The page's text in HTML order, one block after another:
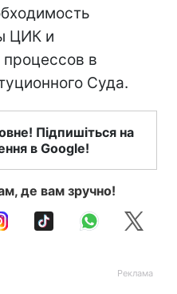
ЦИК и
в
Суда.
Підпишіться на
в Google!
де вам зручно!